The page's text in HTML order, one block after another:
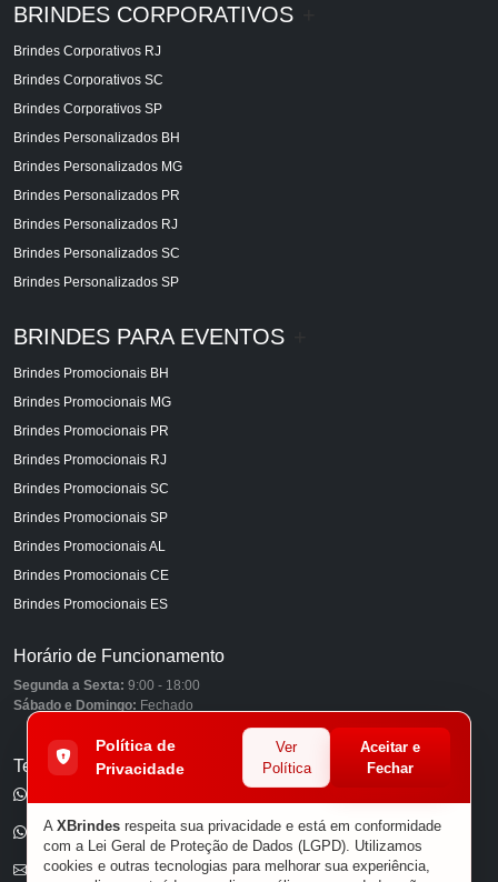
BRINDES CORPORATIVOS
Brindes Corporativos RJ
Brindes Corporativos SC
Brindes Corporativos SP
Brindes Personalizados BH
Brindes Personalizados MG
Brindes Personalizados PR
Brindes Personalizados RJ
Brindes Personalizados SC
Brindes Personalizados SP
BRINDES PARA EVENTOS
Brindes Promocionais BH
Brindes Promocionais MG
Brindes Promocionais PR
Brindes Promocionais RJ
Brindes Promocionais SC
Brindes Promocionais SP
Brindes Promocionais AL
Brindes Promocionais CE
Brindes Promocionais ES
Horário de Funcionamento
Segunda a Sexta: 9:00 - 18:00
Sábado e Domingo: Fechado
Telefones
(11) 96585-7462
E-mail
Política de
Privacidade
Ver
Política
Aceitar e
Fechar
A XBrindes respeita sua privacidade e está em conformidade
com a Lei Geral de Proteção de Dados (LGPD). Utilizamos
cookies e outras tecnologias para melhorar sua experiência,